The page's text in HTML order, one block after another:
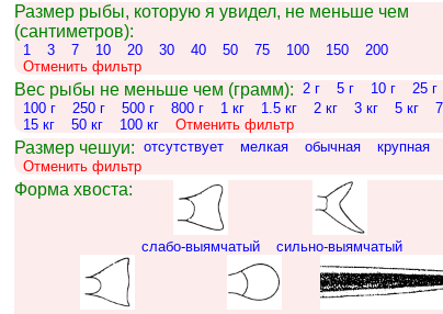
Размер рыбы, которую я увидел, не меньше чем
(сантиметров):
1 3 7 10 20 30 40 50 75 100 150
200
Отменить фильтр
Вес рыбы не меньше чем (грамм): 2 г 5 г 10 г 25 г
100 г
250 г 500 г 800 г 1 кг 1.5 кг 2 кг 3 кг 5 кг
15 кг
50 кг 100 кг Отменить фильтр
Размер чешуи: отсутствует мелкая обычная
крупная
Отменить фильтр
Форма хвоста:
слабо-выямчатый сильно-выямчатый